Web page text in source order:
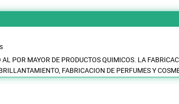
AL POR MAYOR DE PRODUCTOS QUIMICOS. LA
FABRICACION DE PERFUMES Y